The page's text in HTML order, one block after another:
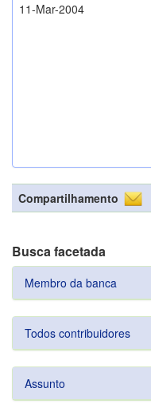
11-Mar-2004
Compartilhamento
Busca facetada
Membro da banca
Todos contribuidores
Assunto